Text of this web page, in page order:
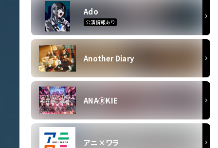
Ado
公演情報あり
Another Diary
ANAⓇKIE
アニ×ワラ